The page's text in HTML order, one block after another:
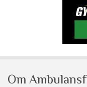
Om